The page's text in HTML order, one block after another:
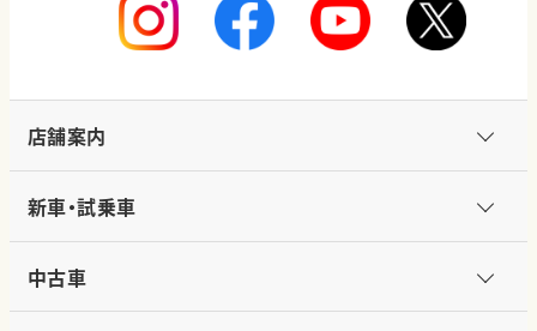
店舗案内
新車・試乗車
中古車